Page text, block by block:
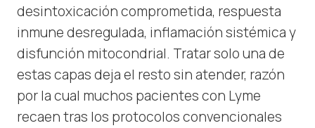
desintoxicación comprometida, respuesta
inmune desregulada, inflamación sistémica y
disfunción mitocondrial. Tratar solo una de
estas capas deja el resto sin atender, razón
por la cual muchos pacientes con Lyme
recaen tras los protocolos convencionales